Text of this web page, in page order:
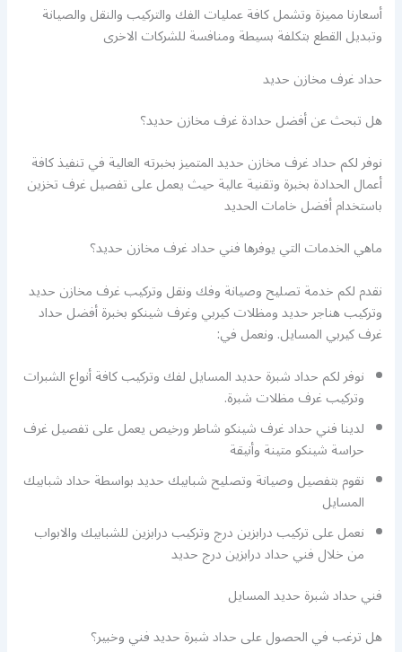
أسعارنا مميزة وتشمل كافة عمليات الفك والتركيب والنقل والصيانة
وتبديل القطع بتكلفة بسيطة ومنافسة للشركات الاخرى
حداد غرف مخازن حديد
هل تبحث عن أفضل حدادة غرف مخازن حديد؟
نوفر لكم حداد غرف مخازن حديد المتميز بخبرته العالية في تنفيذ كافة
أعمال الحدادة بخبرة وتقنية عالية حيث يعمل على تفصيل غرف تخزين
باستخدام أفضل خامات الحديد
ماهي الخدمات التي يوفرها فني حداد غرف مخازن حديد؟
نقدم لكم خدمة تصليح وصيانة وفك ونقل وتركيب غرف مخازن حديد
وتركيب هناجر حديد ومظلات كيربي وغرف شينكو بخبرة أفضل حداد
غرف كيربي المسايل. ونعمل في:
نوفر لكم حداد شبرة حديد المسايل لفك وتركيب كافة أنواع الشبرات
وتركيب غرف مظلات شبرة.
لدينا فني حداد غرف شينكو شاطر ورخيص يعمل على تفصيل غرف
حراسة شينكو متينة وأنيقة
نقوم بتفصيل وصيانة وتصليح شبابيك حديد بواسطة حداد شبابيك
المسايل
نعمل على تركيب درابزين درج وتركيب درابزين للشبابيك والابواب
من خلال فني حداد درابزين درج حديد
فني حداد شبرة حديد المسايل
هل ترغب في الحصول على حداد شبرة حديد فني وخبير؟